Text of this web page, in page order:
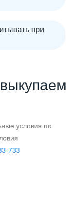
при
условия по
733